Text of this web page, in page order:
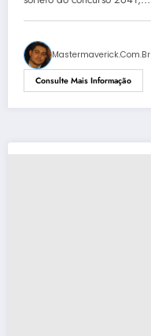
Mastermaverick.com.br
Consulte Mais Informação